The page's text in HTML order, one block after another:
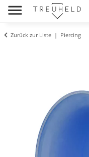
Zurück zur Liste Piercing